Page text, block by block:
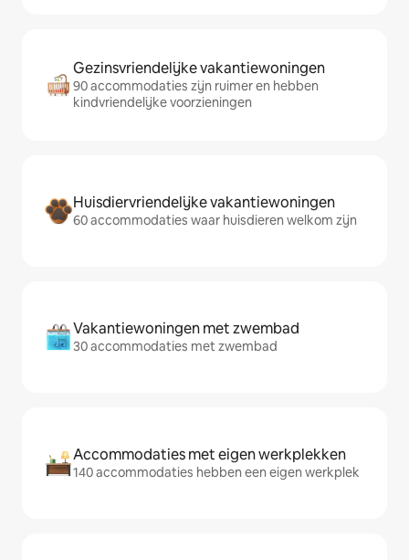
Gezinsvriendelijke vakantiewoningen
90 accommodaties zijn ruimer en hebben
kindvriendelijke voorzieningen
Huisdiervriendelijke vakantiewoningen
60 accommodaties waar huisdieren welkom zijn
Vakantiewoningen met zwembad
30 accommodaties met zwembad
Accommodaties met eigen werkplekken
140 accommodaties hebben een eigen werkplek